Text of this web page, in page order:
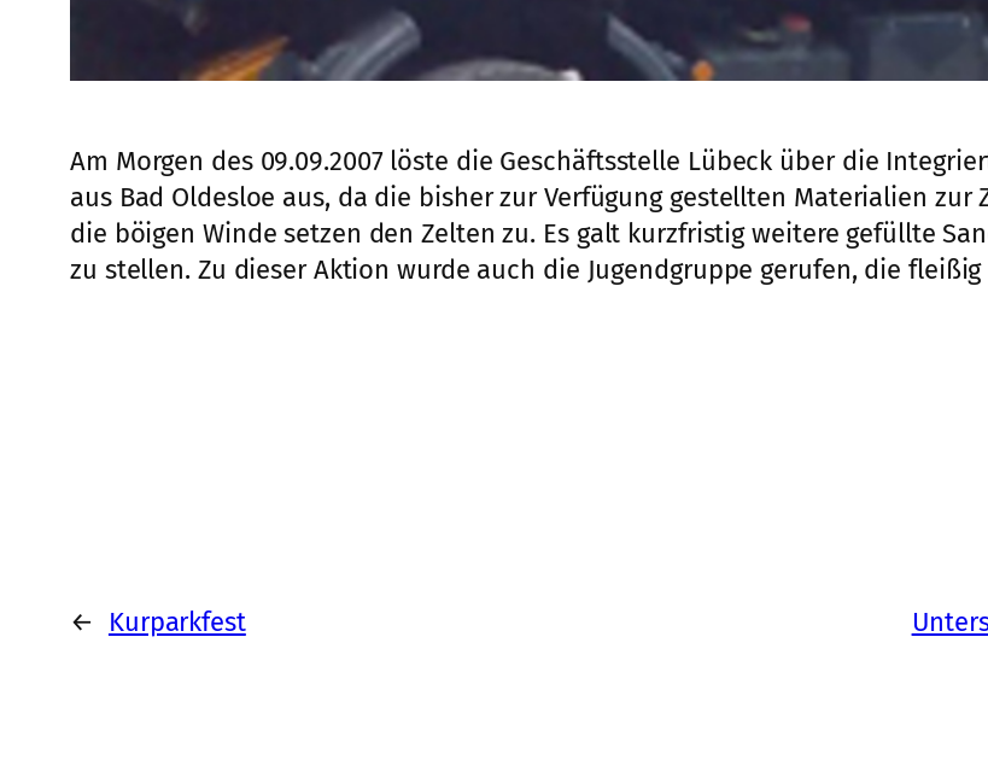
Am Morgen des 09.09.2007 löste die Geschäftsstelle Lübeck über die
aus Bad Oldesloe aus, da die bisher zur Verfügung gestellten Materialien
die böigen Winde setzen den Zelten zu. Es galt kurzfristig weitere gefüllte
zu stellen. Zu dieser Aktion wurde auch die Jugendgruppe gerufen, die
← Kurparkfest